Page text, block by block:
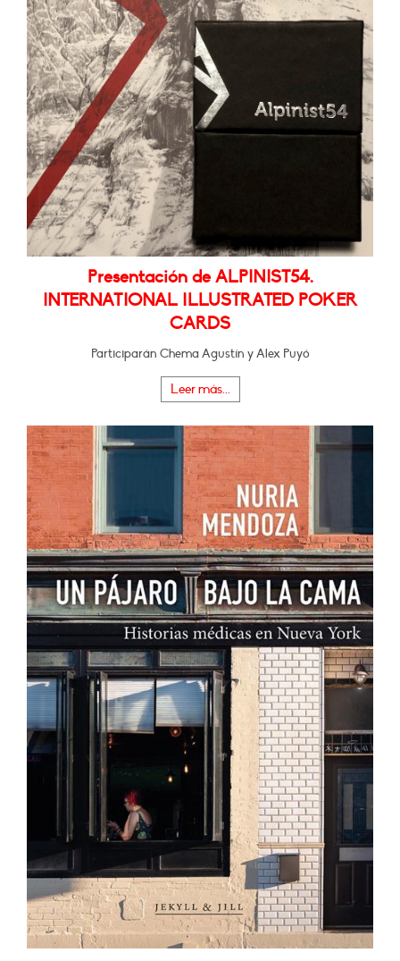
Presentación de ALPINIST54.
INTERNATIONAL ILLUSTRATED POKER
CARDS
Participarán Chema Agustín y Alex Puyó
Leer más...